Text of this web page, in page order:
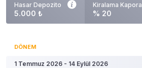
Hasar Depozito
5.000 ₺
Kiralama
% 20
DÖNEM
1 Temmuz 2026 - 14 Eylül 2026